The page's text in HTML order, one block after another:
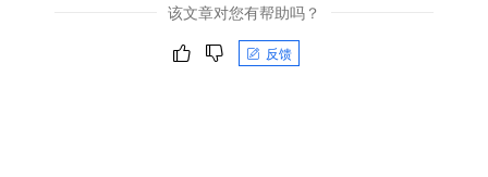
该文章对您有帮助吗？
反馈